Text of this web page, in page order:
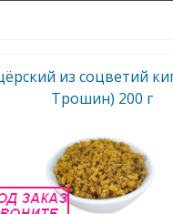
из соцветий
Трошин) 200 г